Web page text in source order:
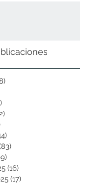
(16)
(17)